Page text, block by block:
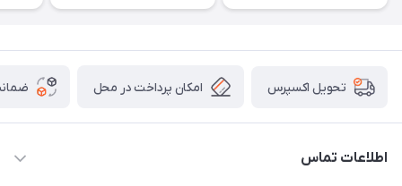
تحویل اکسپرس امکان پرداخت در محل
اطلاعات تماس